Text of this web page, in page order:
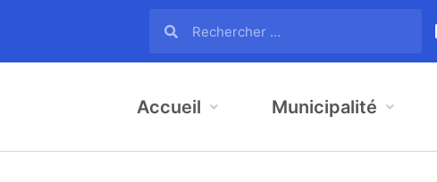
Accueil Municipalité